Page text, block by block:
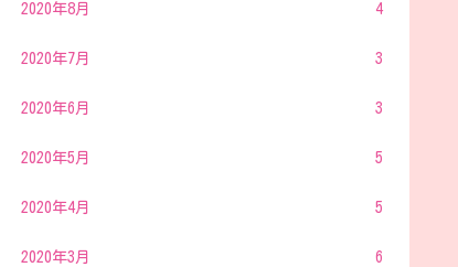
2020年8月 4
2020年7月 3
2020年6月 3
2020年5月 5
2020年4月 5
2020年3月 6